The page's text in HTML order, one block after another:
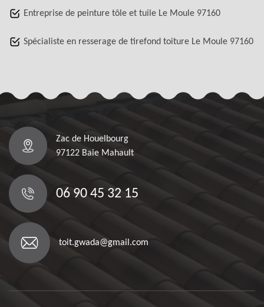
Entreprise de peinture tôle et tuile Le Moule 97160
Spécialiste en resserage de tirefond toiture Le Moule 97160
Zac de Houelbourg
97122 Baie Mahault
06 90 45 32 15
toit.gwada@gmail.com